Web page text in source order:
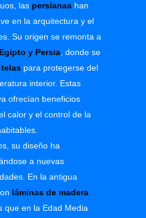
las persianas han
en la arquitectura y el
Su origen se remonta a
Egipto y Persia, donde se
para protegerse del
interior. Estas
ofrecían beneficios
calor y el control de la
su diseño ha
a nuevas
En la antigua
láminas de madera
que en la Edad Media